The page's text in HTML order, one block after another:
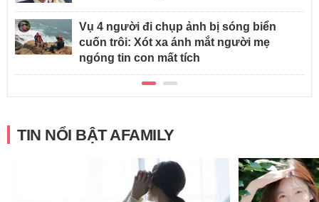
Vụ 4 người đi chụp ảnh bị sóng biển
cuốn trôi: Xót xa ánh mắt người mẹ
ngóng tin con mất tích
TIN NỔI BẬT AFAMILY